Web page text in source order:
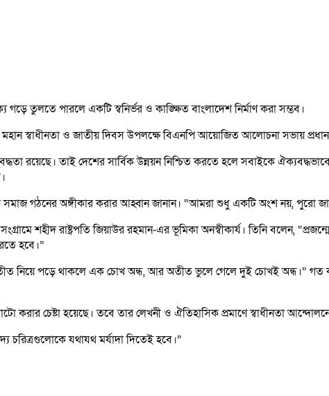
গড়ে তুলতে পারলে একটি স্বনির্ভর ও কাঙ্ক্ষিত বাংলাদেশ নির্মাণ করা সম্ভব।
মহান স্বাধীনতা ও জাতীয় দিবস উপলক্ষে বিএনপি আয়োজিত আলোচনা সভায়
রয়েছে। তাই দেশের সার্বিক উন্নয়ন নিশ্চিত করতে হলে সবাইকে
সমাজ গঠনের অঙ্গীকার করার আহ্বান জানান। “আমরা শুধু একটি অংশ নয়, পুরো
সংগ্রামে শহীদ রাষ্ট্রপতি জিয়াউর রহমান-এর ভূমিকা অনস্বীকার্য। তিনি বলেন,
হবে।”
নিয়ে পড়ে থাকলে এক চোখ অন্ধ, আর অতীত ভুলে গেলে দুই চোখই অন্ধ।” গত
করার চেষ্টা হয়েছে। তবে তার লেখনী ও ঐতিহাসিক প্রমাণে স্বাধীনতা
যথাযথ মর্যাদা দিতেই হবে।”